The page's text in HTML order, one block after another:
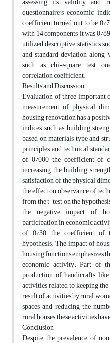
questionnaire’s economic
coefficient turned out to be 0/
with 14 components, it was 0/
utilized descriptive statistics
and standard deviation
such as chi-square test,
correlation coefficient.
Results and Discussion
Evaluation of three important
measurement of physical
housing renovation has a
indices such as building
based on materials type and
principles and technical
of 0/000, the coefficient of
increasing the building
satisfaction of the physical
the effect on observance of
from the t-test on the
the negative impact of
participation in economic
of 0/30, the coefficient of
hypothesis. The impact of
housing functions emphasizes
economic activity. Part of
production of handicrafts
activities related to keeping
result of activities by rural
spaces and reducing the
rural houses, these activities
Conclusion
Despite the prevalence of